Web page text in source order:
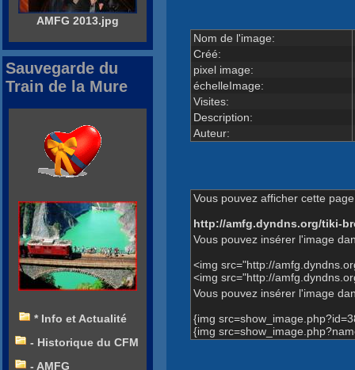
Nom de l'image:
Créé:
pixel image:
échelleImage:
Visites:
Description:
Auteur:
Vous pouvez afficher cette
http://amfg.dyndns.org/tiki-
Vous pouvez insérer l'image
<img src="http://
<img src="http://
Vous pouvez insérer l'image
{img
{img
AMFG 2013.jpg
Sauvegarde du
Train de la Mure
* Info et Actualité
- Historique du CFM
- AMFG